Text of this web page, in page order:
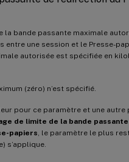
la bande passante maximale
entre une session et le Presse-
autorisée est spécifiée en
(zéro) n’est spécifié.
pour ce paramètre et une autre
de limite de la bande
papiers , le paramètre le plus
s’applique.